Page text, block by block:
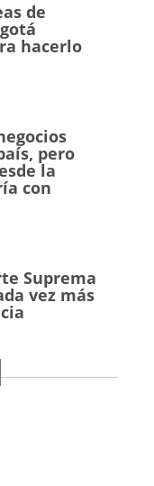
de
hacerlo
pero
la
con
Suprema
vez más